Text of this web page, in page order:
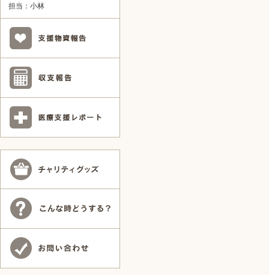
担当：小林